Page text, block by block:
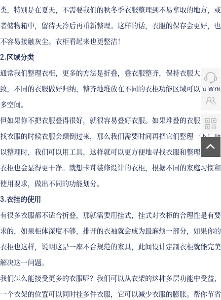
类，特别是在夏天，不需要我们的秋冬季衣服整理到不易拿取的地方，或
者储物箱中，留待天冷后再重新整理。这样的话，衣服的保存会更好，也
不容易接触灰尘。衣柜看起来也更整洁！
2.区域分类
通常我们整理衣柜，更多的方法是折叠，叠衣服整齐，保持衣服大小一
致，不同的衣服做好归纳，整齐地堆放在不同的衣柜功能区域可以节省很
多空间。
但如果你不把衣服叠得很好，就很容易叠好衣服。如果堆叠的衣服太高，
找衣服的时候衣服会颠倒过来，那么我们需要时间再把它们整理一下！所
以整理时，我们可以用工具，这样就可以更方便地寻找衣服和整理衣服，
衣柜也会显得更干净。就想卡芃装修设计的衣柜，根据不同的家庭习惯和
使用要求，做出不同的功能划分。
3.衣挂的使用
有很多衣服都不适合折叠，那就需要用挂式，挂式对衣柜的合理性是有要
求的，如果柜体深度不够，排开的衣袖就会成为最麻烦一部分，如果你的
衣柜也这样，说明这是一座不合规范的家具，此间设计定制衣柜就能完美
解决这一问题。
我们怎么能接受更多的衣服呢？我们可以从衣架的这种多层功能中受益，
一个衣架的位置可以同时挂多件衣服，它可以减少衣服的膨胀。帮你节省